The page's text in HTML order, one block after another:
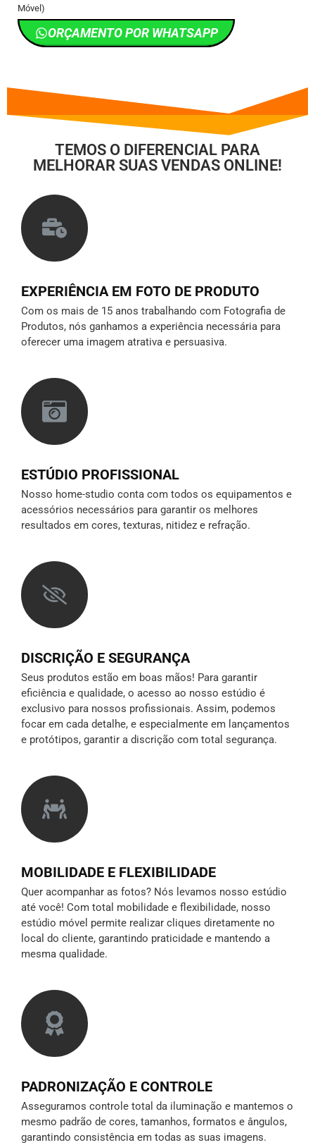
Móvel)
ORÇAMENTO POR WHATSAPP
TEMOS O DIFERENCIAL PARA
MELHORAR SUAS VENDAS ONLINE!
EXPERIÊNCIA EM FOTO DE PRODUTO
Com os mais de 15 anos trabalhando com Fotografia de
Produtos, nós ganhamos a experiência necessária para
oferecer uma imagem atrativa e persuasiva.
ESTÚDIO PROFISSIONAL
Nosso home-studio conta com todos os equipamentos e
acessórios necessários para garantir os melhores
resultados em cores, texturas, nitidez e refração.
DISCRIÇÃO E SEGURANÇA
Seus produtos estão em boas mãos! Para garantir
eficiência e qualidade, o acesso ao nosso estúdio é
exclusivo para nossos profissionais. Assim, podemos
focar em cada detalhe, e especialmente em lançamentos
e protótipos, garantir a discrição com total segurança.
MOBILIDADE E FLEXIBILIDADE
Quer acompanhar as fotos? Nós levamos nosso estúdio
até você! Com total mobilidade e flexibilidade, nosso
estúdio móvel permite realizar cliques diretamente no
local do cliente, garantindo praticidade e mantendo a
mesma qualidade.
PADRONIZAÇÃO E CONTROLE
Asseguramos controle total da iluminação e mantemos o
mesmo padrão de cores, tamanhos, formatos e ângulos,
garantindo consistência em todas as suas imagens.